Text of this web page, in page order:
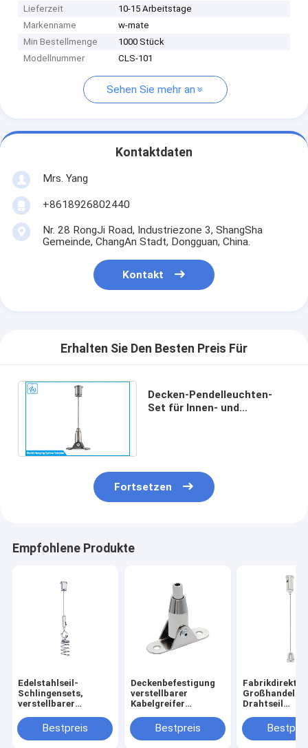
Lieferzeit
10-15 Arbeitstage
Markenname
w-mate
Min Bestellmenge
1000 Stück
Modellnummer
CLS-101
Sehen Sie mehr an
Kontaktdaten
Mrs. Yang
+8618926802440
Nr. 28 RongJi Road, Industriezone 3, ShangSha
Gemeinde, ChangAn Stadt, Dongguan, China.
Kontakt
Erhalten Sie Den Besten Preis Für
Decken-Pendelleuchten-
Set für Innen- und
Fortsetzen
Empfohlene Produkte
Edelstahlseil-
Schlingensets,
verstellbarer
Deckenkupplung,
Kabelaufhängungsset,
Bestpreis
Deckenbefestigung
verstellbarer
Kabelgreifer
Verriegelungs-Haken
Beleuchtungs-
Bestpreis
Fabrikdirekt
Großhandel
Drahtseil
Hardware